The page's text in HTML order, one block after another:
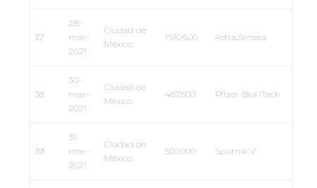
37
28-
mar-
2021
Ciudad de
México
1’510,600 AstraZeneca
38
30-
mar-
2021
Ciudad de
México
487,500 Pfizer-BioNTech
39
31-
mar-
2021
Ciudad de
México
500,000 Sputnik V